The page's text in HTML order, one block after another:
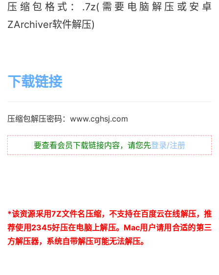
压缩包格式：.7z(需要电脑解压或安卓
ZArchiver软件解压)
下载链接
压缩包解压密码：www.cghsj.com
要查看会员下载链接内容，请您先登录/注册
*该资源采用7Z文件名压缩，不支持在百度云在线解压，推
荐使用2345好压在电脑上解压。 Mac用户请用合适的第三
方解压器，系统自带解压可能无法解压。